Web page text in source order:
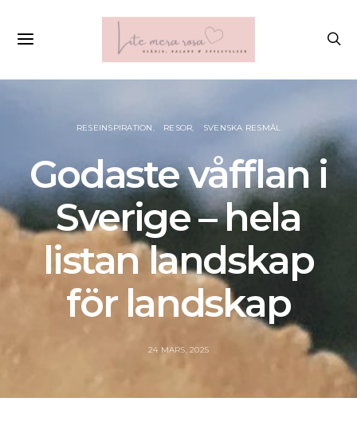
RESEINSPIRATION RESOR SVENSKA RESMÅL
Godaste våfflan i
Sverige – hela
listan landskap
för landskap
24 MARS, 2025